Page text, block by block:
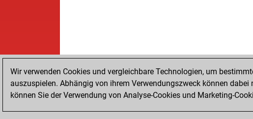
Wir verwenden Cookies und vergleichbare Technologien, um
auszuspielen. Abhängig von ihrem Verwendungszweck können
können Sie der Verwendung von Analyse-Cookies und Marketing-